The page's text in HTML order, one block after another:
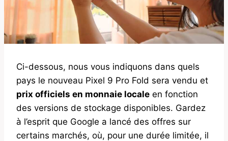
Ci-dessous, nous vous indiquons dans quels
pays le nouveau Pixel 9 Pro Fold sera vendu et
prix officiels en monnaie locale en fonction
des versions de stockage disponibles. Gardez
à l’esprit que Google a lancé des offres sur
certains marchés, où, pour une durée limitée, il